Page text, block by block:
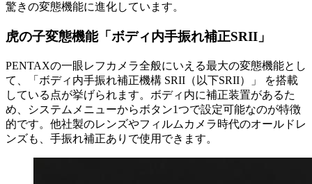
驚きの変態機能に進化しています。
虎の子変態機能「ボディ内手振れ補正SRII」
PENTAXの一眼レフカメラ全般にいえる最大の変態機能とし
て、「ボディ内手振れ補正機構 SRII（以下SRII）」 を搭載
している点が挙げられます。ボディ内に補正装置があるた
め、システムメニューからボタン1つで設定可能なのが特徴
的です。他社製のレンズやフィルムカメラ時代のオールドレ
ンズも、手振れ補正ありで使用できます。